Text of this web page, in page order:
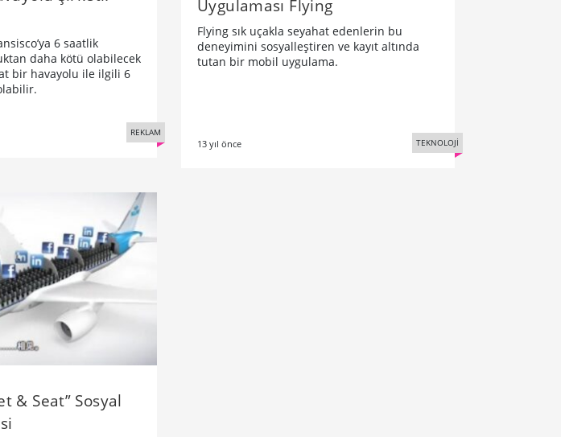
6 saatlik
daha kötü olabilecek
bir havayolu ile ilgili 6
REKLAM
Uygulaması Flying
Flying sık uçakla seyahat edenlerin bu
deneyimini sosyalleştiren ve kayıt altında
tutan bir mobil uygulama.
13 yıl önce TEKNOLOJİ
& Seat” Sosyal